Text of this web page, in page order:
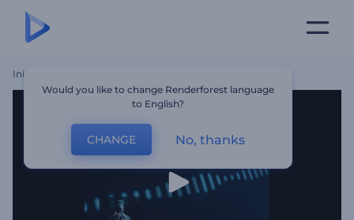
Inicio
Would you like to change Renderforest language
to English?
CHANGE No, thanks